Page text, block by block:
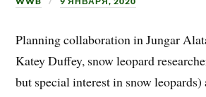
Planning collaboration in Jungar
Katey Duffey, snow leopard
but special interest in snow leopards)